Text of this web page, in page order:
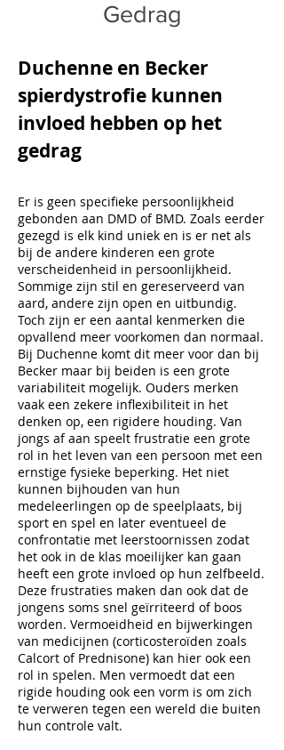
Gedrag
Duchenne en Becker
spierdystrofie kunnen
invloed hebben op het
gedrag
Er is geen specifieke persoonlijkheid
gebonden aan DMD of BMD. Zoals eerder
gezegd is elk kind uniek en is er net als
bij de andere kinderen een grote
verscheidenheid in persoonlijkheid.
Sommige zijn stil en gereserveerd van
aard, andere zijn open en uitbundig.
Toch zijn er een aantal kenmerken die
opvallend meer voorkomen dan normaal.
Bij Duchenne komt dit meer voor dan bij
Becker maar bij beiden is een grote
variabiliteit mogelijk. Ouders merken
vaak een zekere inflexibiliteit in het
denken op, een rigidere houding. Van
jongs af aan speelt frustratie een grote
rol in het leven van een persoon met een
ernstige fysieke beperking. Het niet
kunnen bijhouden van hun
medeleerlingen op de speelplaats, bij
sport en spel en later eventueel de
confrontatie met leerstoornissen zodat
het ook in de klas moeilijker kan gaan
heeft een grote invloed op hun zelfbeeld.
Deze frustraties maken dan ook dat de
jongens soms snel geïrriteerd of boos
worden. Vermoeidheid en bijwerkingen
van medicijnen (corticosteroïden zoals
Calcort of Prednisone) kan hier ook een
rol in spelen. Men vermoedt dat een
rigide houding ook een vorm is om zich
te verweren tegen een wereld die buiten
hun controle valt.